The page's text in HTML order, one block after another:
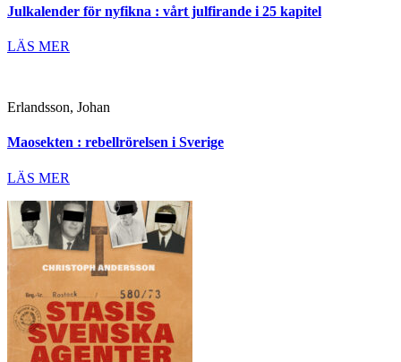
Julkalender för nyfikna : vårt julfirande i 25 kapitel
LÄS MER
Erlandsson, Johan
Maosekten : rebellrörelsen i Sverige
LÄS MER